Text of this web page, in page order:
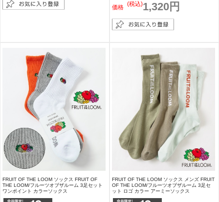
価格 1,320円
(税込)
FRUIT OF THE LOOM ソックス FRUIT OF
THE LOOM/フルーツオブザルーム 3足セット
ワンポイント カラーソックス
FRUIT OF THE LOOM ソックス メンズ FRUIT
OF THE LOOM/フルーツオブザルーム 3足セ
ット ロゴ カラー アーミーソックス